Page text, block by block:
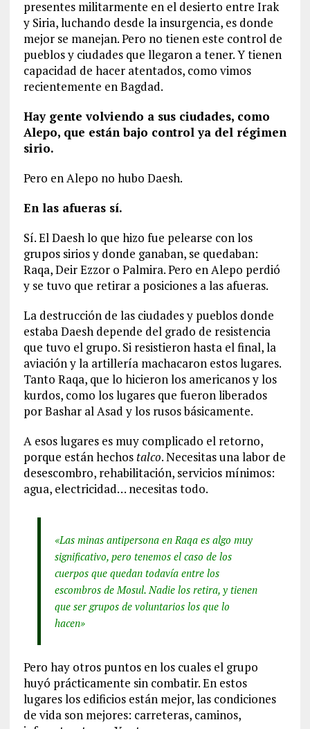
presentes militarmente en el desierto entre Irak
y Siria, luchando desde la insurgencia, es donde
mejor se manejan. Pero no tienen este control de
pueblos y ciudades que llegaron a tener. Y tienen
capacidad de hacer atentados, como vimos
recientemente en Bagdad.
Hay gente volviendo a sus ciudades, como
Alepo, que están bajo control ya del régimen
sirio.
Pero en Alepo no hubo Daesh.
En las afueras sí.
Sí. El Daesh lo que hizo fue pelearse con los
grupos sirios y donde ganaban, se quedaban:
Raqa, Deir Ezzor o Palmira. Pero en Alepo perdió
y se tuvo que retirar a posiciones a las afueras.
La destrucción de las ciudades y pueblos donde
estaba Daesh depende del grado de resistencia
que tuvo el grupo. Si resistieron hasta el final, la
aviación y la artillería machacaron estos lugares.
Tanto Raqa, que lo hicieron los americanos y los
kurdos, como los lugares que fueron liberados
por Bashar al Asad y los rusos básicamente.
A esos lugares es muy complicado el retorno,
porque están hechos talco. Necesitas una labor de
desescombro, rehabilitación, servicios mínimos:
agua, electricidad… necesitas todo.
«Las minas antipersona en Raqa es algo muy
significativo, pero tenemos el caso de los
cuerpos que quedan todavía entre los
escombros de Mosul. Nadie los retira, y tienen
que ser grupos de voluntarios los que lo
hacen»
Pero hay otros puntos en los cuales el grupo
huyó prácticamente sin combatir. En estos
lugares los edificios están mejor, las condiciones
de vida son mejores: carreteras, caminos,